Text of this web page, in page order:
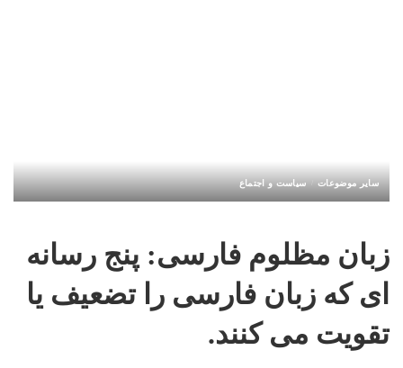
سایر موضوعات سیاست و اجتماع
زبان مظلوم فارسی: پنج رسانه
ای که زبان فارسی را تضعیف یا
تقویت می کنند.